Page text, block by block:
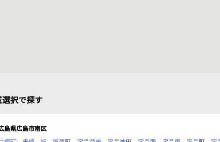
択で探す
島県広島市南区